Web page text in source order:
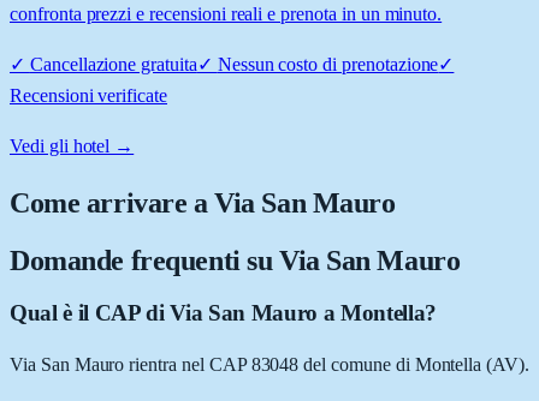
confronta prezzi e recensioni reali e prenota in un minuto.
✓ Cancellazione gratuita✓ Nessun costo di prenotazione✓
Recensioni verificate
Vedi gli hotel →
Come arrivare aVia San Mauro
Domande frequenti su Via San Mauro
Qual è il CAP di Via San Mauro a Montella?
Via San Mauro rientra nel CAP 83048 del comune di Montella (AV).